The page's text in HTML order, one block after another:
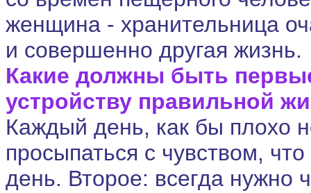
женщина - хранительница
и совершенно другая жизнь.
Какие должны быть
устройству правильной
Каждый день, как бы плохо
просыпаться с чувством,
день. Второе: всегда нужно